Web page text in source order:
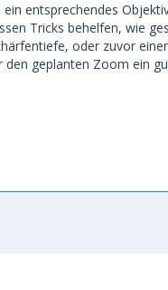
entsprechendes
Tricks behelfen, wie
oder zuvor
geplanten Zoom ein